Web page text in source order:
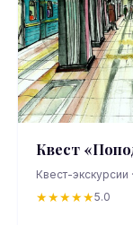
Квест
Квест-
★★★★★5.0